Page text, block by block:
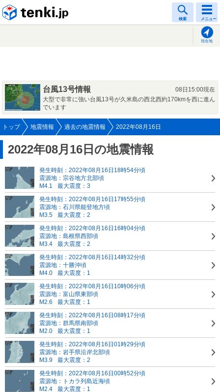
検索 メニュー
現在地
台風13号情報
08日15:00現在
大型で非常に強い台風13号が久米島の西北西約170kmを西に進ん
でいます
トップ 地震情報 過去の地震情報 2022年08月16日
2022年08月16日の地震情報
発生時刻：2022年08月16日18時54分頃
震源地：宗谷地方北部頃
M4.1
最大震度：3
発生時刻：2022年08月16日17時55分頃
震源地：石川県能登地方頃
M3.5
最大震度：2
発生時刻：2022年08月16日16時04分頃
震源地：島根県西部頃
M3.4
最大震度：2
発生時刻：2022年08月16日14時32分頃
震源地：十勝沖頃
M4.0
最大震度：1
発生時刻：2022年08月16日10時06分頃
震源地：富山県東部頃
M2.6
最大震度：1
発生時刻：2022年08月16日08時17分頃
震源地：群馬県南部頃
M2.0
最大震度：1
発生時刻：2022年08月16日01時29分頃
震源地：岩手県沿岸北部頃
M3.9
最大震度：2
発生時刻：2022年08月16日00時52分頃
震源地：トカラ列島近海頃
M2.4
最大震度：1